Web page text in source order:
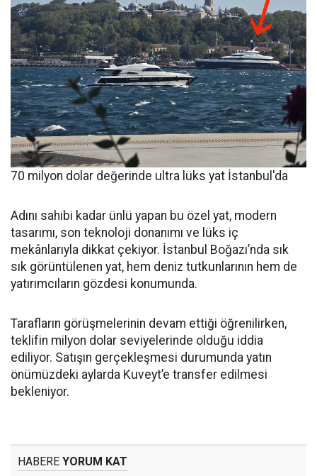
70 milyon dolar değerinde ultra lüks yat İstanbul'da
Adını sahibi kadar ünlü yapan bu özel yat, modern
tasarımı, son teknoloji donanımı ve lüks iç
mekânlarıyla dikkat çekiyor. İstanbul Boğazı’nda sık
sık görüntülenen yat, hem deniz tutkunlarının hem de
yatırımcıların gözdesi konumunda.
Tarafların görüşmelerinin devam ettiği öğrenilirken,
teklifin milyon dolar seviyelerinde olduğu iddia
ediliyor. Satışın gerçekleşmesi durumunda yatın
önümüzdeki aylarda Kuveyt’e transfer edilmesi
bekleniyor.
HABERE YORUM KAT